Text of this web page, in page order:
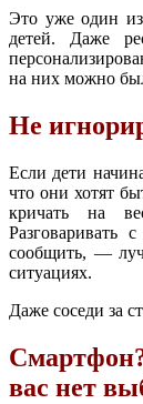
Это уже один
детей. Даже
на них можно
Не
Если дети
что они хотят
кричать на
сообщить, —
ситуациях.
Даже соседи за
вас нет